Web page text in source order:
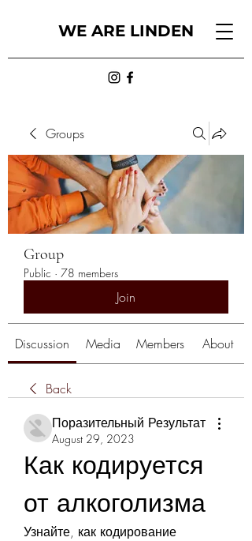
WE ARE LINDEN
Groups
Group
Public · 78 members
Join
Discussion Media Members About
Back
Поразительный Результат
August 29, 2023
Как кодируется
от алкоголизма
Узнайте, как кодирование